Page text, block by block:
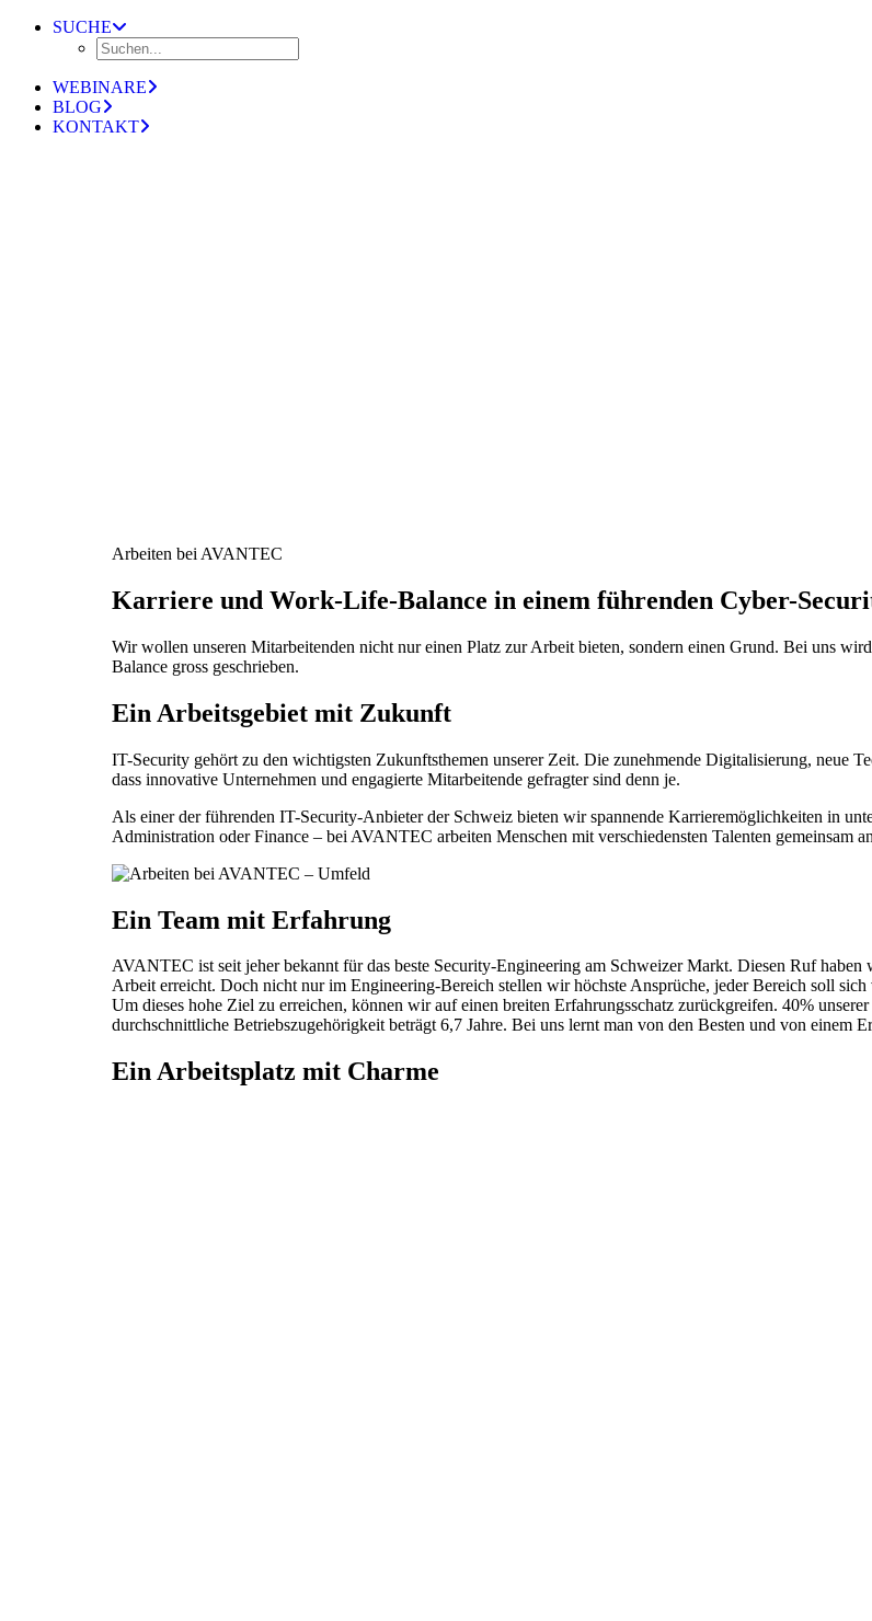
SUCHE
WEBINARE
BLOG
KONTAKT
Arbeiten bei AVANTEC
Karriere und Work-Life-Balance in einem führenden Cyber-
Wir wollen unseren Mitarbeitenden nicht nur einen Platz zur Arbeit bieten, sondern einen Grund. Bei uns
Balance gross geschrieben.
Ein Arbeitsgebiet mit Zukunft
IT-Security gehört zu den wichtigsten Zukunftsthemen unserer Zeit. Die zunehmende Digitalisierung, neue
dass innovative Unternehmen und engagierte Mitarbeitende gefragter sind denn je.
Als einer der führenden IT-Security-Anbieter der Schweiz bieten wir spannende Karrieremöglichkeiten in
Administration oder Finance – bei AVANTEC arbeiten Menschen mit verschiedensten Talenten gemeinsam
Ein Team mit Erfahrung
AVANTEC ist seit jeher bekannt für das beste Security-Engineering am Schweizer Markt. Diesen Ruf haben
Arbeit erreicht. Doch nicht nur im Engineering-Bereich stellen wir höchste Ansprüche, jeder Bereich soll
Um dieses hohe Ziel zu erreichen, können wir auf einen breiten Erfahrungsschatz zurückgreifen. 40%
durchschnittliche Betriebszugehörigkeit beträgt 6,7 Jahre. Bei uns lernt man von den Besten und von einem
Ein Arbeitsplatz mit Charme